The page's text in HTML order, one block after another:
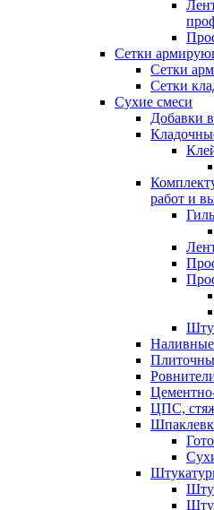
Сетки
Сетки
Сетки
Сухие смеси
Добавки
работ и
ЦПС,